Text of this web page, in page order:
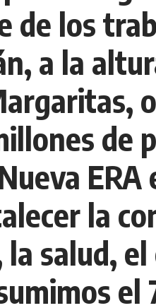
de los
a la
de
la
salud,